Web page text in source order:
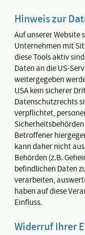
Hinweis zur
Auf unserer Website
Unternehmen mit
diese Tools aktiv
Daten an die US-
weitergegeben
USA kein sicherer
Datenschutzrechts
verpflichtet,
Betroffener
kann daher nicht
Behörden (z.B.
befindlichen Daten
verarbeiten,
haben auf diese
Einfluss.
Widerruf Ihrer